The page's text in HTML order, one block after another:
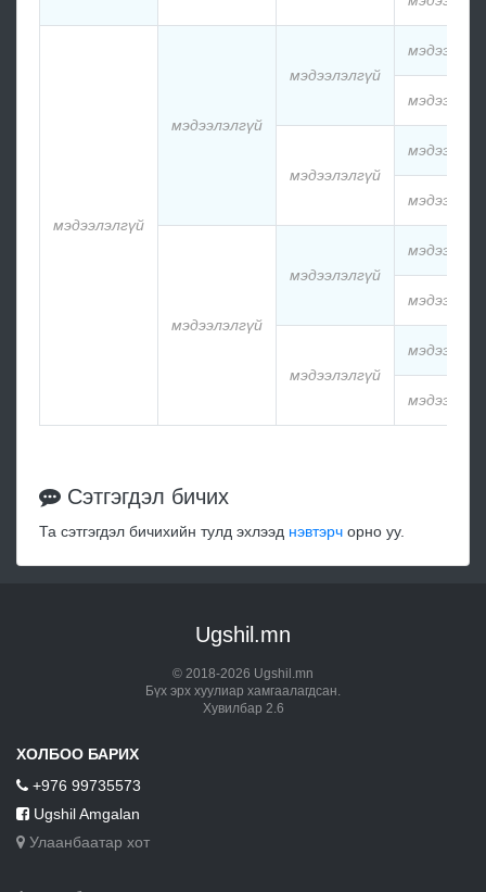
мэдээлэлгүй
мэдээлэлгүй
мэдээлэлгүй
мэдээлэлгүй
мэдээлэлгүй
мэдээлэлгүй
мэдээлэлгүй
Сэтгэгдэл бичих
Та сэтгэгдэл бичихийн тулд эхлээд нэвтэрч орно уу.
Ugshil.mn
© 2018-2026 Ugshil.mn
Бүх эрх хуулиар хамгаалагдсан.
Хувилбар 2.6
ХОЛБОО БАРИХ
+976 99735573
Ugshil Amgalan
Улаанбаатар хот